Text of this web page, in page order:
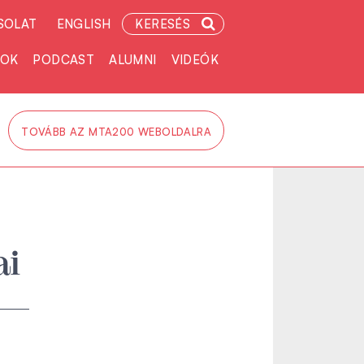
ENGLISH KERESÉS
PODCAST ALUMNI VIDEÓK
TOVÁBB AZ MTA200 WEBOLDALRA